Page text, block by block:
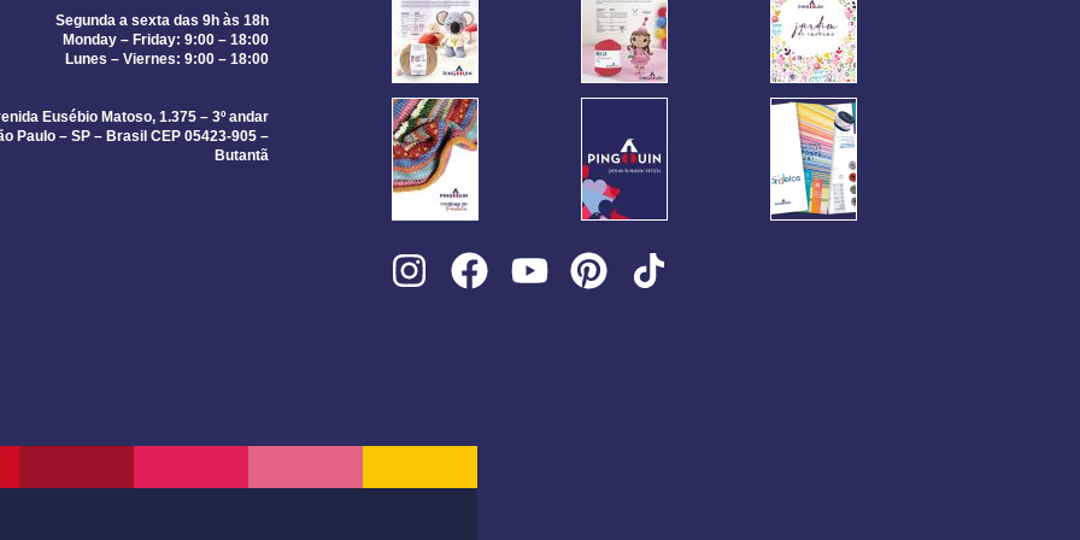
Segunda a sexta das 9h às 18h
Monday – Friday: 9:00 – 18:00
Lunes – Viernes: 9:00 – 18:00
Eusébio Matoso, 1.375 – 3º andar
Paulo – SP – Brasil CEP 05423-905 –
Butantã